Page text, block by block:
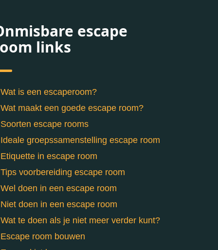
escape
links
Wat is een escaperoom?
Wat maakt een goede escape room?
Soorten escape rooms
Ideale groepssamenstelling escape room
Etiquette in escape room
Tips voorbereiding escape room
Wel doen in een escape room
Niet doen in een escape room
Wat te doen als je niet meer verder kunt?
Escape room bouwen